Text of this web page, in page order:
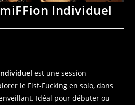
Individuel
est une session
le Fist-Fucking en solo, dans
Idéal pour débuter ou